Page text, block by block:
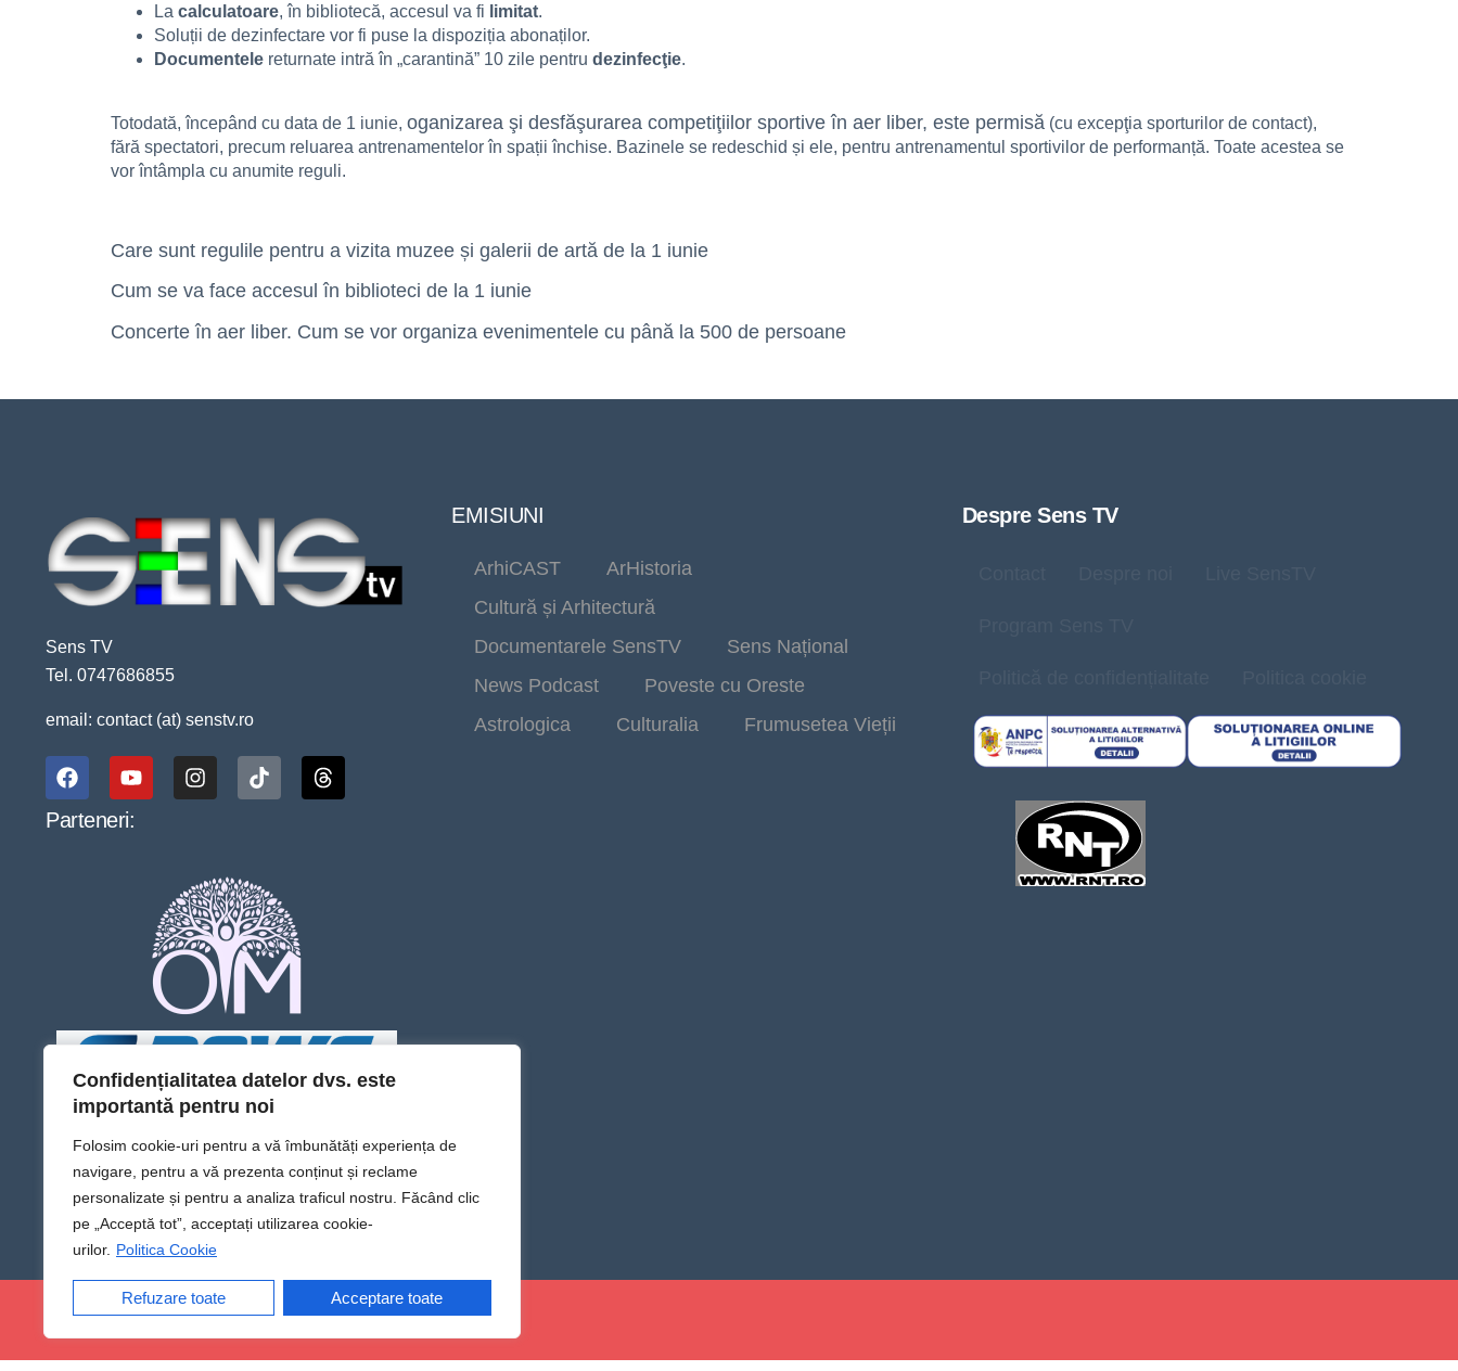
Confidențialitatea datelor dvs. este
importantă pentru noi
Folosim cookie-uri pentru a vă îmbunătăți experiența de
navigare, pentru a vă prezenta conținut și reclame
personalizate și pentru a analiza traficul nostru. Făcând clic
pe „Acceptă tot”, acceptați utilizarea cookie-
urilor. Politica Cookie
Refuzare toate Acceptare toate
La calculatoare, în bibliotecă, accesul va fi limitat.
Soluții de dezinfectare vor fi puse la dispoziția abonaților.
Documentele returnate intră în „carantină” 10 zile pentru dezinfecţie.
Totodată, începând cu data de 1 iunie, oganizarea şi desfăşurarea competiţiilor sportive în aer liber, este permisă (cu excepţia sporturilor de contact),
fără spectatori, precum reluarea antrenamentelor în spații închise. Bazinele se redeschid și ele, pentru antrenamentul sportivilor de performanță. Toate acestea se
vor întâmpla cu anumite reguli.
Care sunt regulile pentru a vizita muzee și galerii de artă de la 1 iunie
Cum se va face accesul în biblioteci de la 1 iunie
Concerte în aer liber. Cum se vor organiza evenimentele cu până la 500 de persoane
Sens TV
Tel. 0747686855
email: contact (at) senstv.ro
Parteneri:
EMISIUNI
ArhiCAST
ArHistoria
Cultură și Arhitectură
Documentarele SensTV
Sens Național
News Podcast
Poveste cu Oreste
Astrologica
Culturalia Frumusetea Vieții
Despre Sens TV
@Sens TV | Dă sens omului din tine!